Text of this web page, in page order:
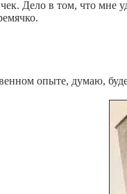
Дело в том, что мне
опыте, думаю,